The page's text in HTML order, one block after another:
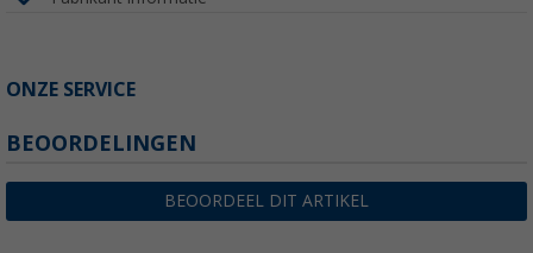
ONZE SERVICE
BEOORDELINGEN
BEOORDEEL DIT ARTIKEL